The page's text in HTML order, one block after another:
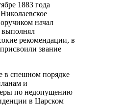
1883 года
начал
выполнял
рекомендации, в
звание
в спешном порядке
и
по недопущению
в Царском